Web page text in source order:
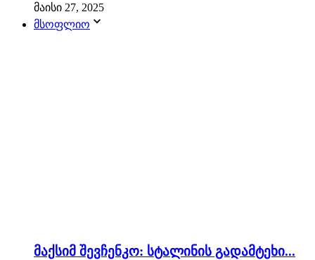
მაისი 27, 2025
მსოფლიო
მაქსიმ შევჩენკო: სტალინის გადამტეხი...